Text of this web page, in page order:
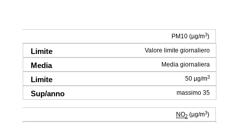
PM10 (µg/m3)
Valore limite giornaliero
Media giornaliera
50 µg/m3
massimo 35
NO2 (µg/m3)